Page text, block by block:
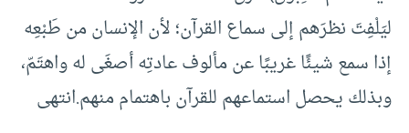
ليَلْفِتَ نظرَهم إلى سماع القرآن؛ لأن الإنسان من طَبْعِه
إذا سمع شيئًا غريبًا عن مألوف عادتِه أصغَى له واهتَمّ،
وبذلك يحصل استماعهم للقرآن باهتمام منهم.انتهى